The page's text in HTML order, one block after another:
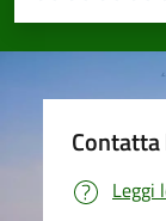
Valuta
Valuta 2
Valuta 1 stelle
Leggi